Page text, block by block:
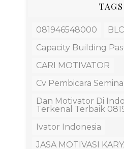
TAGS
081946548000
Capacity Building
CARI MOTIVATOR
Cv Pembicara
Dan Motivator Di
Terkenal Terbaik
Ivator Indonesia
JASA MOTIVASI